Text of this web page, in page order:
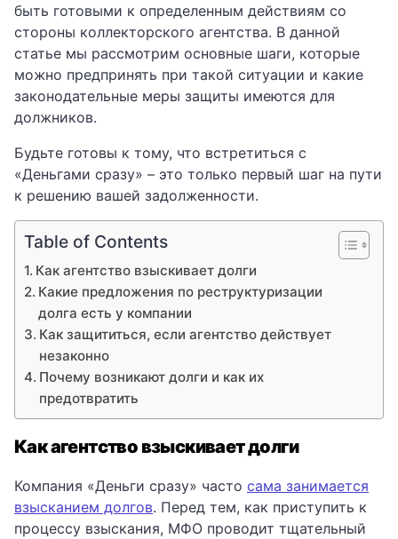
быть готовыми к определенным действиям со
стороны коллекторского агентства. В данной
статье мы рассмотрим основные шаги, которые
можно предпринять при такой ситуации и какие
законодательные меры защиты имеются для
должников.
Будьте готовы к тому, что встретиться с
«Деньгами сразу» – это только первый шаг на пути
к решению вашей задолженности.
Table of Contents
Как агентство взыскивает долги
Какие предложения по реструктуризации
долга есть у компании
Как защититься, если агентство действует
незаконно
Почему возникают долги и как их
предотвратить
Как агентство взыскивает долги
Компания «Деньги сразу» часто сама занимается
взысканием долгов. Перед тем, как приступить к
процессу взыскания, МФО проводит тщательный